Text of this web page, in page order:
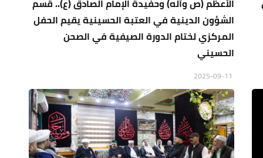
الأعظم (ص وآله) وحفيدة الإمام الصادق (ع).. قسم
الشؤون الدينية في العتبة الحسينية يقيم الحفل
المركزي لختام الدورة الصيفية في الصحن
الحسيني